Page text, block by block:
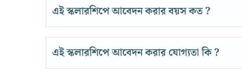
এই স্কলারশিপে আবেদন করার বয়স কত ?
এই স্কলারশিপে আবেদন করার যোগ্যতা কি ?